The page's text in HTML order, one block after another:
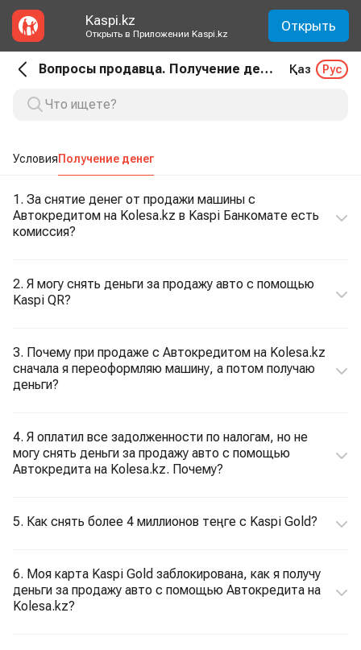
Kaspi.kz
Открыть в Приложении Kaspi.kz Открыть
Вопросы продавца. Получение денег Қаз Рус
УсловияПолучение денег
1. За снятие денег от продажи машины с
Автокредитом на Kolesa.kz в Kaspi Банкомате есть
комиссия?
2. Я могу снять деньги за продажу авто с помощью
Kaspi QR?
3. Почему при продаже с Автокредитом на Kolesa.kz
сначала я переоформляю машину, а потом получаю
деньги?
4. Я оплатил все задолженности по налогам, но не
могу снять деньги за продажу авто с помощью
Автокредита на Kolesa.kz. Почему?
5. Как снять более 4 миллионов теңге с Kaspi Gold?
6. Моя карта Kaspi Gold заблокирована, как я получу
деньги за продажу авто с помощью Автокредита на
Kolesa.kz?